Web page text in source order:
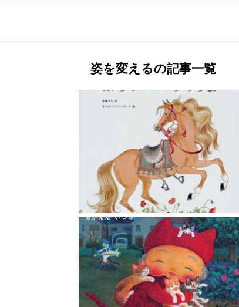
姿を変えるの記事一覧